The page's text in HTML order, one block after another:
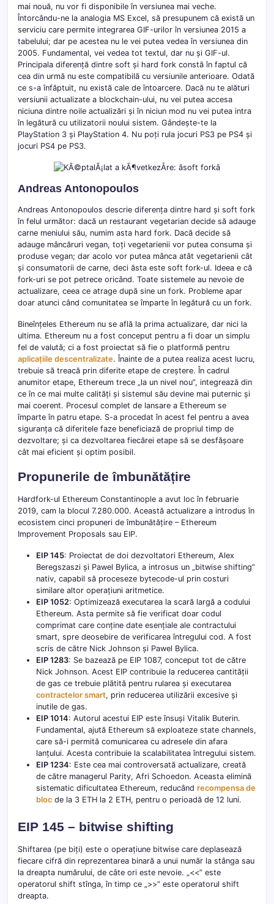
mai nouă, nu vor fi disponibile în versiunea mai veche.
Întorcându-ne la analogia MS Excel, să presupunem că există un
serviciu care permite integrarea GIF-urilor în versiunea 2015 a
tabelului; dar pe acestea nu le vei putea vedea în versiunea din
2005. Fundamental, vei vedea tot textul, dar nu și GIF-ul.
Principala diferență dintre soft și hard fork constă în faptul că
cea din urmă nu este compatibilă cu versiunile anterioare. Odată
ce s-a înfăptuit, nu există cale de întoarcere. Dacă nu te alături
versiunii actualizate a blockchain-ului, nu vei putea accesa
niciuna dintre noile actualizări și în niciun mod nu vei putea intra
în legătură cu utilizatorii noului sistem. Gândește-te la
PlayStation 3 și PlayStation 4. Nu poți rula jocuri PS3 pe PS4 și
jocuri PS4 pe PS3.
Andreas Antonopoulos
Andreas Antonopoulos descrie diferența dintre hard și soft fork
în felul următor: dacă un restaurant vegetarian decide să adauge
carne meniului său, numim asta hard fork. Dacă decide să
adauge mâncăruri vegan, toți vegetarienii vor putea consuma și
produse vegan; dar acolo vor putea mânca atât vegetarienii cât
și consumatorii de carne, deci ăsta este soft fork-ul. Ideea e că
fork-uri se pot petrece oricând. Toate sistemele au nevoie de
actualizare, ceea ce atrage după sine un fork. Probleme apar
doar atunci când comunitatea se împarte în legătură cu un fork.
Bineînțeles Ethereum nu se află la prima actualizare, dar nici la
ultima. Ethereum nu a fost conceput pentru a fi doar un simplu
fel de valută; ci a fost proiectat să fie o platformă pentru
aplicațiile descentralizate. Înainte de a putea realiza acest lucru,
trebuie să treacă prin diferite etape de creștere. În cadrul
anumitor etape, Ethereum trece „la un nivel nou”, integrează din
ce în ce mai multe calități și sistemul său devine mai puternic și
mai coerent. Procesul complet de lansare a Ethereum se
împarte în patru etape. S-a procedat în acest fel pentru a avea
siguranța că diferitele faze beneficiază de propriul timp de
dezvoltare; și ca dezvoltarea fiecărei etape să se desfășoare
cât mai eficient și optim posibil.
Propunerile de îmbunătățire
Hardfork-ul Ethereum Constantinople a avut loc în februarie
2019, cam la blocul 7.280.000. Această actualizare a introdus în
ecosistem cinci propuneri de îmbunătățire – Ethereum
Improvement Proposals sau EIP.
EIP 145: Proiectat de doi dezvoltatori Ethereum, Alex
Beregszaszi și Pawel Bylica, a introsus un „bitwise shifting”
nativ, capabil să proceseze bytecode-ul prin costuri
similare altor operațiuni aritmetice.
EIP 1052: Optimizează executarea la scară largă a codului
Ethereum. Asta permite să fie verificat doar codul
comprimat care conține date esențiale ale contractului
smart, spre deosebire de verificarea întregului cod. A fost
scris de către Nick Johnson și Pawel Bylica.
EIP 1283: Se bazează pe EIP 1087, conceput tot de către
Nick Johnson. Acest EIP contribuie la reducerea cantității
de gas ce trebuie plătită pentru rularea și executarea
contractelor smart, prin reducerea utilizării excesive și
inutile de gas.
EIP 1014: Autorul acestui EIP este însuși Vitalik Buterin.
Fundamental, ajută Ethereum să exploateze state channels,
care să-i permită comunicarea cu adresele din afara
lanțului. Acesta contribuie la scalabilitatea întregului sistem.
EIP 1234: Este cea mai controversată actualizare, creată
de către managerul Parity, Afri Schoedon. Aceasta elimină
sistematic dificultatea Ethereum, reducând recompensa de
bloc de la 3 ETH la 2 ETH, pentru o perioadă de 12 luni.
EIP 145 – bitwise shifting
Shiftarea (pe biți) este o operațiune bitwise care deplasează
fiecare cifră din reprezentarea binară a unui număr la stânga sau
la dreapta numărului, de câte ori este nevoie. „<<” este
operatorul shift stînga, în timp ce „>>” este operatorul shift
dreapta.